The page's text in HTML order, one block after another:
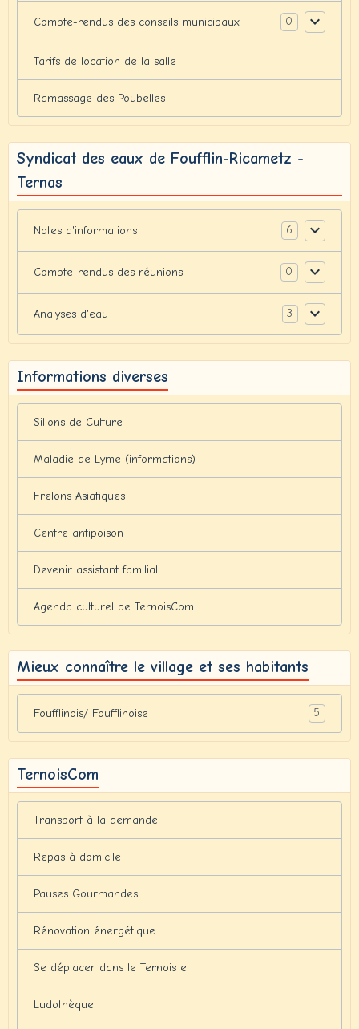
Compte-rendus des conseils municipaux 0
Tarifs de location de la salle
Ramassage des Poubelles
Syndicat des eaux de Foufflin-Ricametz -
Ternas
Notes d'informations 6
Compte-rendus des réunions 0
Analyses d'eau 3
Informations diverses
Sillons de Culture
Maladie de Lyme (informations)
Frelons Asiatiques
Centre antipoison
Devenir assistant familial
Agenda culturel de TernoisCom
Mieux connaître le village et ses habitants
Foufflinois/ Foufflinoise 5
TernoisCom
Transport à la demande
Repas à domicile
Pauses Gourmandes
Rénovation énergétique
Se déplacer dans le Ternois et
Ludothèque